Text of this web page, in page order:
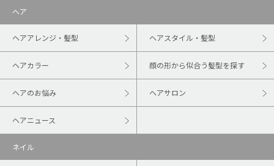
ヘア
ヘアアレンジ・髪型 ヘアスタイル・髪型
ヘアカラー 顔の形から似合う髪型を探す
ヘアのお悩み ヘアサロン
ヘアニュース
ネイル